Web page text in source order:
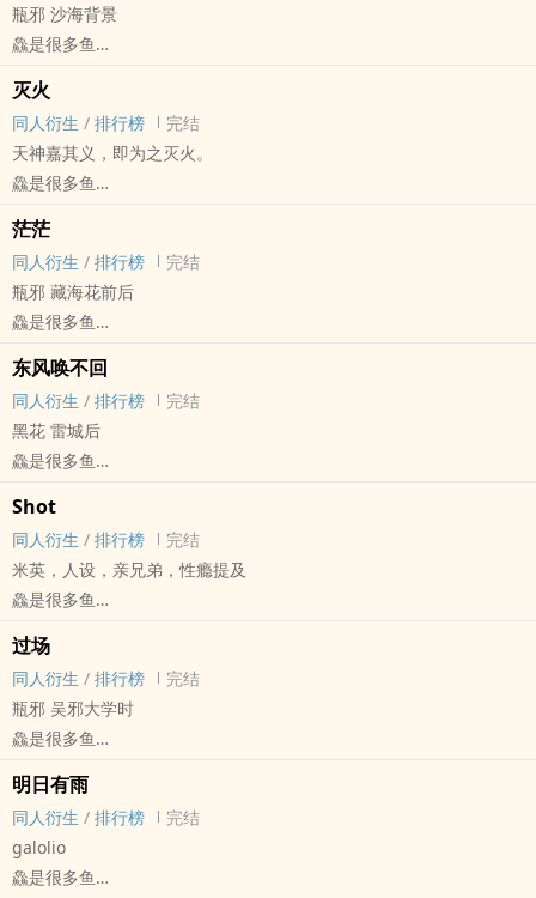
瓶邪 沙海背景
鱻是很多鱼
BL - 短篇 - 完结
灭火
同人衍生 / 排行榜
完结
天神嘉其义，即为之灭火。
鱻是很多鱼
BL - 短篇 - 完结
茫茫
同人衍生 / 排行榜
完结
瓶邪 藏海花前后
鱻是很多鱼
BL - 短篇 - 完结
东风唤不回
同人衍生 / 排行榜
完结
黑花 雷城后
鱻是很多鱼
BL - 短篇 - 完结
Shot
同人衍生 / 排行榜
完结
米英，人设，亲兄弟，性瘾提及
鱻是很多鱼
（亚瑟柯克兰）） 同人衍生 - BL - 短篇
完结 - 骨科
米英，骨科，完结
过场
同人衍生 / 排行榜
完结
瓶邪 吴邪大学时
鱻是很多鱼
BL - 短篇 - 完结
明日有雨
同人衍生 / 排行榜
完结
galolio
鱻是很多鱼